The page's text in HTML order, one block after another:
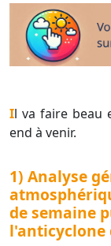
Il va faire beau et de plus en plus chaud d'ici le week-
end à venir.
1) Analyse
de semaine
l'anticyclone